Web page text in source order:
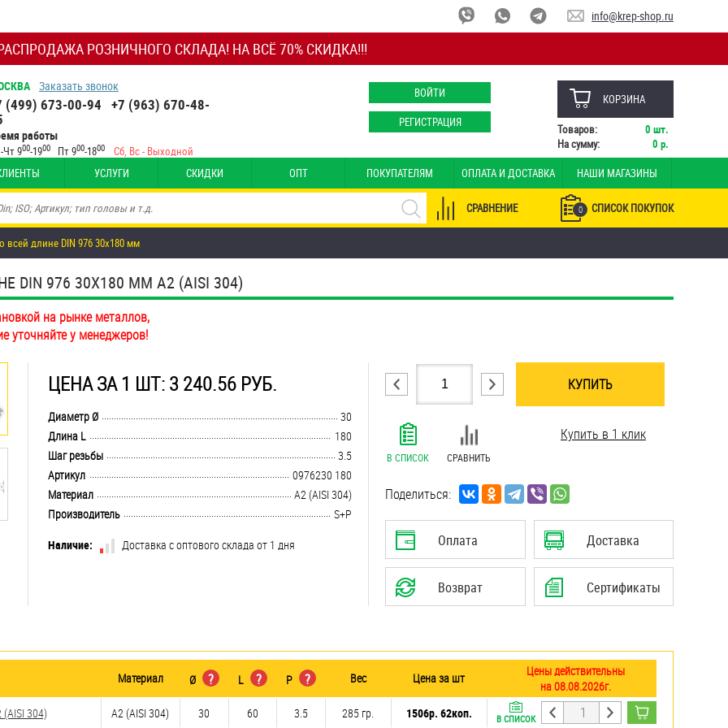
РОЗНИЧНОГО СКЛАДА! НА ВСЁ 70% СКИДКА!!!
info@krep-shop.ru
Заказать звонок
(499) 673-00-94 +7 (963) 670-48-
работы
Чт 900-1900 Пт 900-1800 Сб, Вс - Выходной
ВОЙТИ
РЕГИСТРАЦИЯ
КОРЗИНА
Товаров: 0 шт.
На сумму:
0 р.
УСЛУГИ СКИДКИ ОПТ ПОКУПАТЕЛЯМ ОПЛАТА И ДОСТАВКА НАШИ МАГАЗИНЫ
0 СПИСОК ПОКУПОК
СРАВНЕНИЕ
длине DIN 976 30х180 мм
976 30Х180 ММ А2 (AISI 304)
на рынке металлов,
уточняйте у менеджеров!
ЦЕНА ЗА 1 ШТ: 3 240.56 РУБ.
........................................................................................................................................................................................................
Диаметр Ø
30
........................................................................................................................................................................................................
Длина L
180
........................................................................................................................................................................................................
Шаг резьбы
3.5
........................................................................................................................................................................................................
Артикул
0976230 180
........................................................................................................................................................................................................
Материал
А2 (AISI 304)
........................................................................................................................................................................................................
Производитель
S+P
Наличие:
Доставка с оптового склада от 1 дня
КУПИТЬ
В СПИСОК СРАВНИТЬ
Купить в 1 клик
Поделиться:
Оплата Доставка
Возврат Сертификаты
Материал Ø ? L ? P ? Вес Цена за шт
Цены действительны
на 08.08.2026г.
304)
А2 (AISI 304) 30 60 3.5 285 гр. 1506р. 62коп. В СПИСОК